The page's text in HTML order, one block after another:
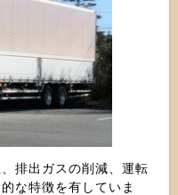
排出ガスの削減、運転
な特徴を有していま